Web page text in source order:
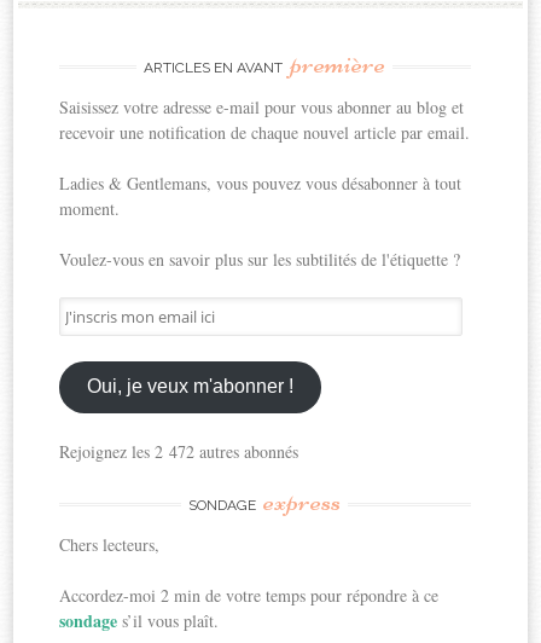
ARTICLES EN AVANT première
Saisissez votre adresse e-mail pour vous abonner au blog et
recevoir une notification de chaque nouvel article par email.
Ladies & Gentlemans, vous pouvez vous désabonner à tout
moment.
Voulez-vous en savoir plus sur les subtilités de l'étiquette ?
J'inscris
mon
email
ici
Oui, je veux m'abonner !
Rejoignez les 2 472 autres abonnés
SONDAGE express
Chers lecteurs,
Accordez-moi 2 min de votre temps pour répondre à ce
sondages’il vous plaît.